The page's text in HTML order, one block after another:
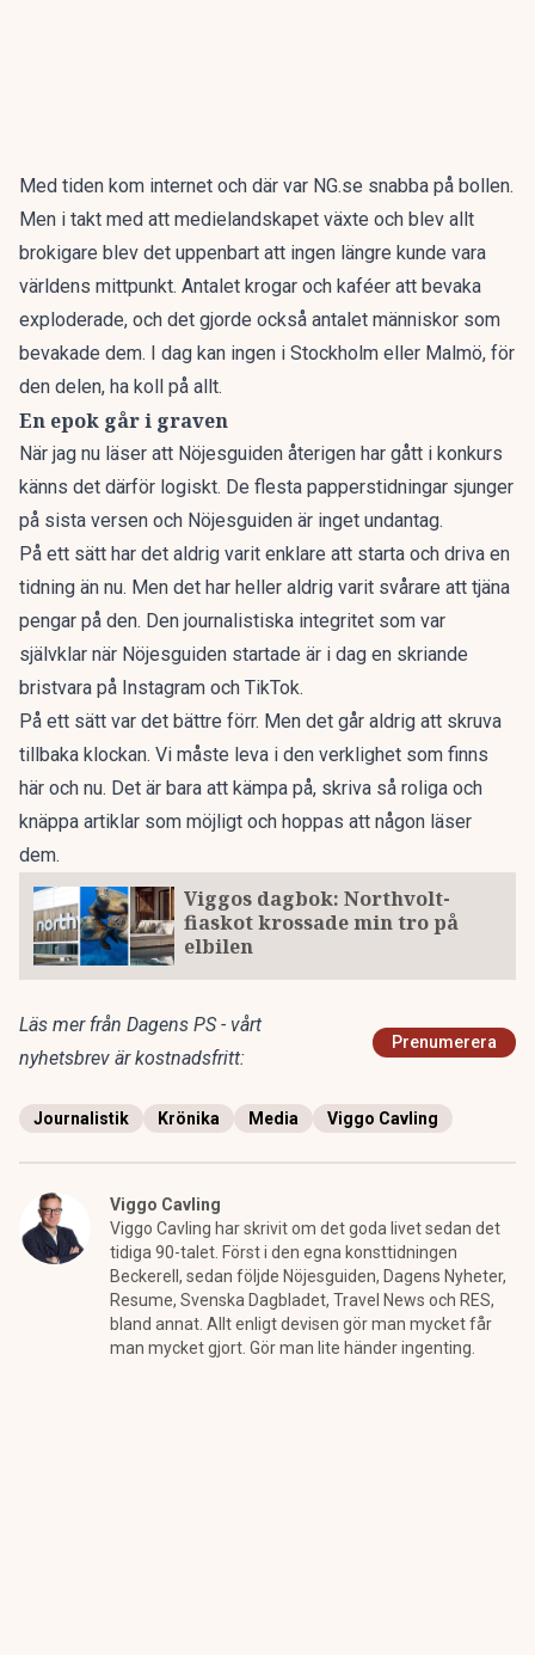
Med tiden kom internet och där var NG.se snabba på bollen.
Men i takt med att medielandskapet växte och blev allt
brokigare blev det uppenbart att ingen längre kunde vara
världens mittpunkt. Antalet krogar och kaféer att bevaka
exploderade, och det gjorde också antalet människor som
bevakade dem. I dag kan ingen i Stockholm eller Malmö, för
den delen, ha koll på allt.
En epok går i graven
När jag nu läser att Nöjesguiden återigen har gått i konkurs
känns det därför logiskt. De flesta papperstidningar sjunger
på sista versen och Nöjesguiden är inget undantag.
På ett sätt har det aldrig varit enklare att starta och driva en
tidning än nu. Men det har heller aldrig varit svårare att tjäna
pengar på den. Den journalistiska integritet som var
självklar när Nöjesguiden startade är i dag en skriande
bristvara på Instagram och TikTok.
På ett sätt var det bättre förr. Men det går aldrig att skruva
tillbaka klockan. Vi måste leva i den verklighet som finns
här och nu. Det är bara att kämpa på, skriva så roliga och
knäppa artiklar som möjligt och hoppas att någon läser
dem.
Viggos dagbok: Northvolt-
fiaskot krossade min tro på
elbilen
Läs mer från Dagens PS - vårt
nyhetsbrev är kostnadsfritt:
Prenumerera
Journalistik Krönika Media Viggo Cavling
Viggo Cavling
Viggo Cavling har skrivit om det goda livet sedan det
tidiga 90-talet. Först i den egna konsttidningen
Beckerell, sedan följde Nöjesguiden, Dagens Nyheter,
Resume, Svenska Dagbladet, Travel News och RES,
bland annat. Allt enligt devisen gör man mycket får
man mycket gjort. Gör man lite händer ingenting.